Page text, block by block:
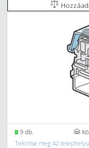
9 db.
Tekintse meg 42